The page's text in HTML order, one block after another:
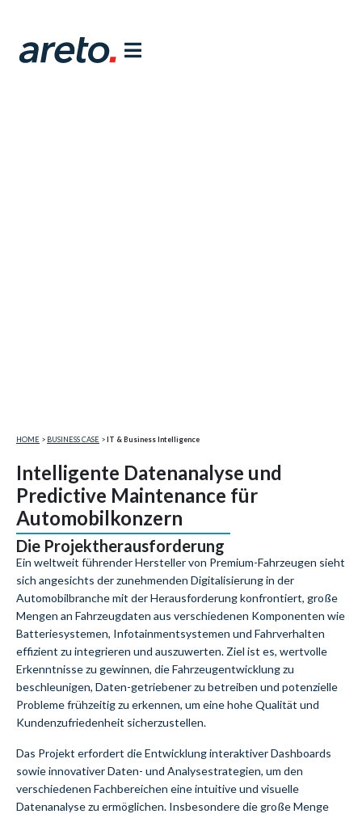
HOME > BUSINESS CASE >IT & Business Intelligence
Intelligente Datenanalyse und
Predictive Maintenance für
Automobilkonzern
Die Projektherausforderung
Ein weltweit führender Hersteller von Premium-Fahrzeugen sieht
sich angesichts der zunehmenden Digitalisierung in der
Automobilbranche mit der Herausforderung konfrontiert, große
Mengen an Fahrzeugdaten aus verschiedenen Komponenten wie
Batteriesystemen, Infotainmentsystemen und Fahrverhalten
effizient zu integrieren und auszuwerten. Ziel ist es, wertvolle
Erkenntnisse zu gewinnen, die Fahrzeugentwicklung zu
beschleunigen, Daten-getriebener zu betreiben und potenzielle
Probleme frühzeitig zu erkennen, um eine hohe Qualität und
Kundenzufriedenheit sicherzustellen.
Das Projekt erfordert die Entwicklung interaktiver Dashboards
sowieinnovativer Daten- und Analysestrategien, um den
verschiedenen Fachbereichen eine intuitive und visuelle
Datenanalysezu ermöglichen. Insbesondere die große Menge